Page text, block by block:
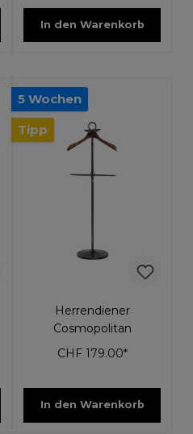
In den Warenkorb
5 Wochen
Tipp
Herrendiener
Cosmopolitan
CHF 179.00*
In den Warenkorb